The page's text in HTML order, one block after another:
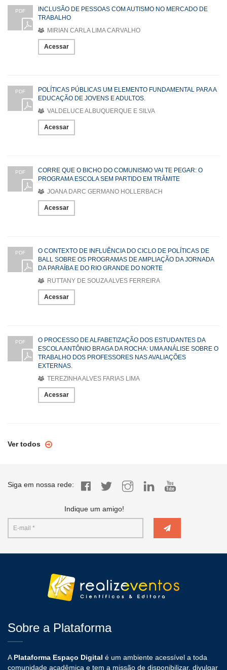
PDF
INCLUSÃO DE PESSOAS COM AUTISMO NO MERCADO DE
TRABALHO
MIRIAN CARLA LIMA CARVALHO
Acessar
PDF
POLÍTICAS PÚBLICAS UM ELEMENTO FUNDAMENTAL PARA A
EDUCAÇÃO DE JOVENS E ADULTOS.
VALDELUCE ALBUQUERQUE E SILVA
Acessar
PDF
CORRE QUE O BICHO DO COMUNISMO VAI TE PEGAR: O
PROGRAMA ESCOLA SEM PARTIDO EM TRÂMITE
JOANA DARC GERMANO HOLLERBACH
Acessar
PDF
O CONTEXTO DE INFLUÊNCIA DO CICLO DE POLÍTICAS DE
BALL SOBRE OS PROGRAMAS DE AMPLIAÇÃO DA JORNADA
DA PARAÍBA E DO RIO GRANDE DO NORTE
RUTTANY DE SOUZA ALVES FERREIRA
Acessar
PDF
O PROCESSO DE ALFABETIZAÇÃO DOS ESTUDANTES DA
ESCOLA ANTÔNIO BRAGA DA ROCHA: UMA ANÁLISE SOBRE O
TRABALHO DOS PROFESSORES NAS AVALIAÇÕES
EXTERNAS.
TEREZINHA ALVES FARIAS LIMA
Acessar
Ver todos
Siga em nossa rede:
Indique um amigo!
Sobre a Plataforma
A Plataforma Espaço Digital é um ambiente acessível a toda
comunidade acadêmica e tem a missão de disponibilizar, divulgar